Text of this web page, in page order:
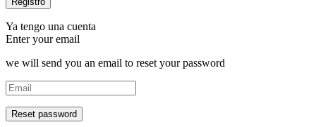
Ya tengo una cuenta
Enter your email
we will send you an email to reset your password
Reset password